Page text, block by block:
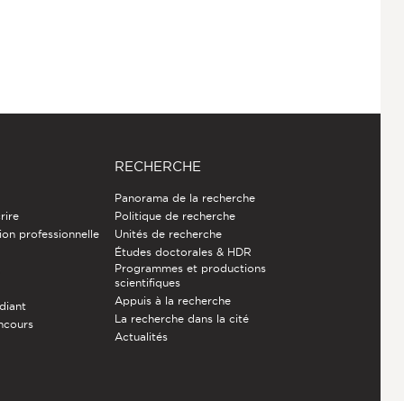
professionnelle
RECHERCHE
Panorama de la recherche
Politique de recherche
Unités de recherche
Études doctorales & HDR
Programmes et productions
scientifiques
Appuis à la recherche
La recherche dans la cité
Actualités